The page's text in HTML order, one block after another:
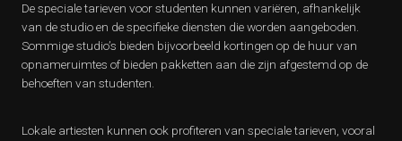
De speciale tarieven voor studenten kunnen variëren, afhankelijk
van de studio en de specifieke diensten die worden aangeboden.
Sommige studio’s bieden bijvoorbeeld kortingen op de huur van
opnameruimtes of bieden pakketten aan die zijn afgestemd op de
behoeften van studenten.
Lokale artiesten kunnen ook profiteren van speciale tarieven, vooral